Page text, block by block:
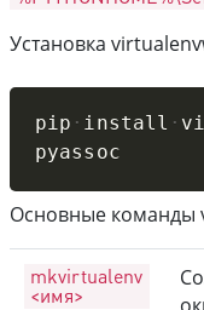
Установка
pip install
pyassoc
Основные команды
mkvirtualenv
<имя>